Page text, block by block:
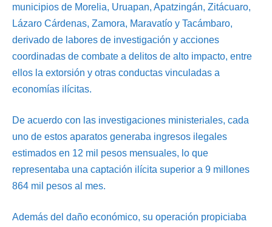
municipios de Morelia, Uruapan, Apatzingán, Zitácuaro,
Lázaro Cárdenas, Zamora, Maravatío y Tacámbaro,
derivado de labores de investigación y acciones
coordinadas de combate a delitos de alto impacto, entre
ellos la extorsión y otras conductas vinculadas a
economías ilícitas.
De acuerdo con las investigaciones ministeriales, cada
uno de estos aparatos generaba ingresos ilegales
estimados en 12 mil pesos mensuales, lo que
representaba una captación ilícita superior a 9 millones
864 mil pesos al mes.
Además del daño económico, su operación propiciaba